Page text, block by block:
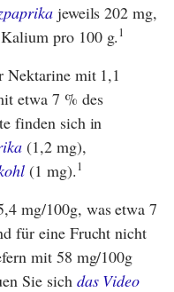
jeweils 202 mg,
pro 100 g.1
Nektarine mit 1,1
etwa 7 % des
finden sich in
(1,2 mg),
(1 mg).1
mg/100g, was etwa 7
für eine Frucht nicht
mit 58 mg/100g
Sie sich das Video